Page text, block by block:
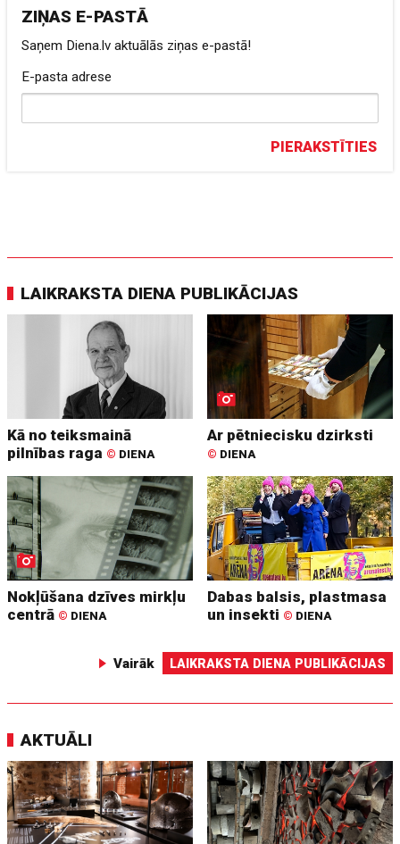
ZIŅAS E-PASTĀ
Saņem Diena.lv aktuālās ziņas e-pastā!
E-pasta adrese
PIERAKSTĪTIES
LAIKRAKSTA DIENA PUBLIKĀCIJAS
Kā no teiksmainā
pilnības raga © DIENA
Ar pētniecisku dzirksti
© DIENA
Nokļūšana dzīves mirkļu
centrā © DIENA
Dabas balsis, plastmasa
un insekti © DIENA
Vairāk LAIKRAKSTA DIENA PUBLIKĀCIJAS
AKTUĀLI